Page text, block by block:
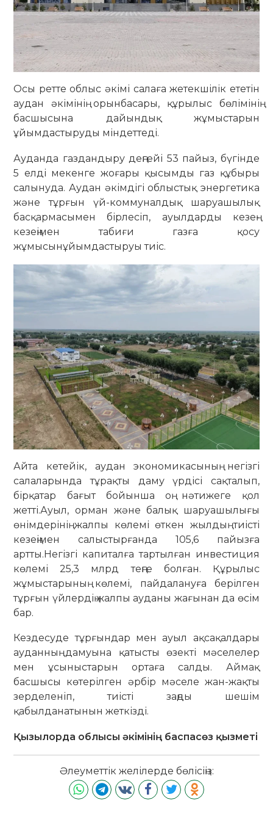
Осы ретте облыс әкімі салаға жетекшілік ететін
аудан әкімінің орынбасары, құрылыс бөлімінің
басшысына дайындық жұмыстарын
ұйымдастыруды міндеттеді.
Ауданда газдандыру деңгейі 53 пайыз, бүгінде
5 елді мекенге жоғары қысымды газ құбыры
салынуда. Аудан әкімдігі облыстық энергетика
және тұрғын үй-коммуналдық шаруашылық
басқармасымен бірлесіп, ауылдарды кезең-
кезеңімен табиғи газға қосу
жұмысынұйымдастыруы тиіс.
Айта кетейік, аудан экономикасының негізгі
салаларында тұрақты даму үрдісі сақталып,
бірқатар бағыт бойынша оң нәтижеге қол
жетті.Ауыл, орман және балық шаруашылығы
өнімдерінің жалпы көлемі өткен жылдың тиісті
кезеңімен салыстырғанда 105,6 пайызға
артты.Негізгі капиталға тартылған инвестиция
көлемі 25,3 млрд теңге болған. Құрылыс
жұмыстарының көлемі, пайдалануға берілген
тұрғын үйлердің жалпы ауданы жағынан да өсім
бар.
Кездесуде тұрғындар мен ауыл ақсақалдары
ауданның дамуына қатысты өзекті мәселелер
мен ұсыныстарын ортаға салды. Аймақ
басшысы көтерілген әрбір мәселе жан-жақты
зерделеніп, тиісті заңды шешім
қабылданатынын жеткізді.
Қызылорда облысы әкімінің баспасөз қызметі
Әлеуметтік желілерде бөлісіңіз: